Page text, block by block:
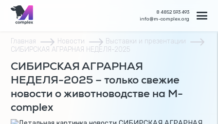
8 4852 593 493
info@m-complex.org
Главная Новости
Выставки и презентации
СИБИРСКАЯ АГРАРНАЯ НЕДЕЛЯ-2025
СИБИРСКАЯ АГРАРНАЯ
НЕДЕЛЯ-2025 – только свежие
новости о животноводстве на M-
complex